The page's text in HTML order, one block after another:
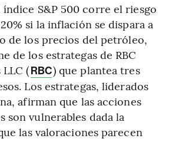
S&P 500 corre el riesgo
si la inflación se dispara a
de los precios del petróleo,
de los estrategas de RBC
(RBC) que plantea tres
Los estrategas, liderados
afirman que las acciones
son vulnerables dada la
las valoraciones parecen